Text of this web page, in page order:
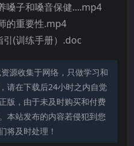
嗓子和嗓音保健....mp4
的重要性.mp4
引(训练手册）.doc
源收集于网络，只做学习和
请在下载后24小时之内自觉
版，由于未及时购买和付费
本站发布的内容若侵犯到您
将及时处理！